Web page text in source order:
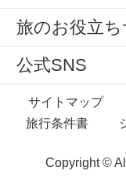
旅のお役立ち
公式SNS
サイトマップ
旅行条件書
Copyright ©